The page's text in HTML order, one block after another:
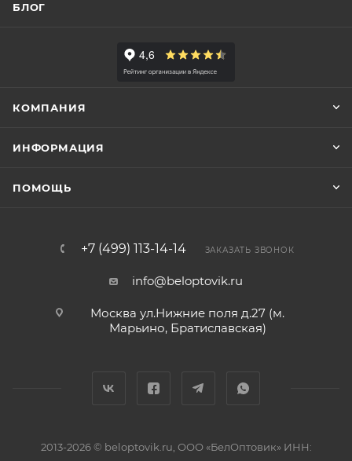
БЛОГ
КОМПАНИЯ
ИНФОРМАЦИЯ
ПОМОЩЬ
+7 (499) 113-14-14 ЗАКАЗАТЬ ЗВОНОК
info@beloptovik.ru
Москва ул.Нижние поля д.27 (м.
Марьино, Братиславская)
2013-2026 © beloptovik.ru, ООО «БелОптовик» ИНН: